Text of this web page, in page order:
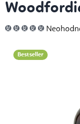
0,0
z
Bestseller